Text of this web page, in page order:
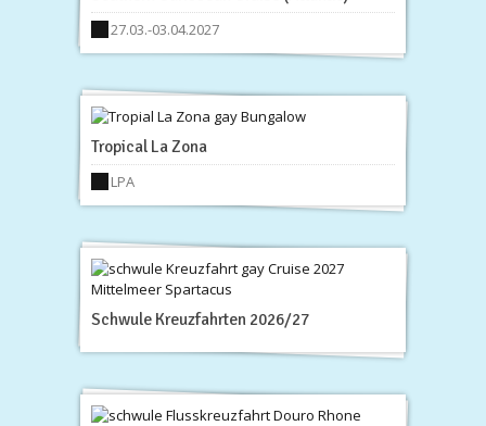
27.03.-03.04.2027
Tropical La Zona
LPA
Schwule Kreuzfahrten 2026/27